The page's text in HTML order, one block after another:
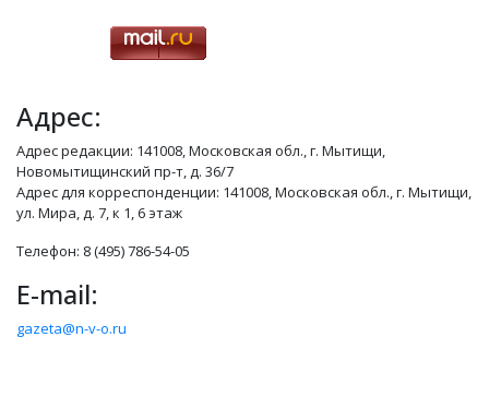
Адрес:
Адрес редакции: 141008, Московская обл., г. Мытищи,
Новомытищинский пр-т, д. 36/7
Адрес для корреспонденции: 141008, Московская обл., г. Мытищи,
ул. Мира, д. 7, к 1, 6 этаж
Телефон: 8 (495) 786-54-05
E-mail:
gazeta@n-v-o.ru